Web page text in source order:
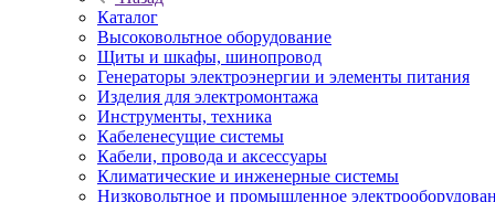
Каталог
Высоковольтное оборудование
Щиты и шкафы, шинопровод
Генераторы электроэнергии и элементы питания
Изделия для электромонтажа
Инструменты, техника
Кабеленесущие системы
Кабели, провода и аксессуары
Климатические и инженерные системы
Низковольтное и промышленное